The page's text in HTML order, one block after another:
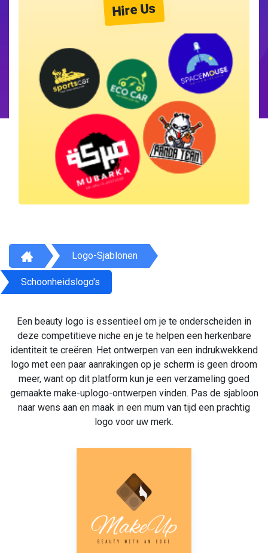
Hire Us
Logo-Sjablonen
Schoonheidslogo's
Een beauty logo is essentieel om je te onderscheiden in
deze competitieve niche en je te helpen een herkenbare
identiteit te creëren. Het ontwerpen van een indrukwekkend
logo met een paar aanrakingen op je scherm is geen droom
meer, want op dit platform kun je een verzameling goed
gemaakte make-uplogo-ontwerpen vinden. Pas de sjabloon
naar wens aan en maak in een mum van tijd een prachtig
logo voor uw merk.